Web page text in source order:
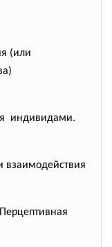
(или
индивидами.
взаимодействия